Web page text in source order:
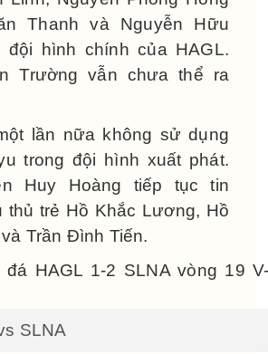
Thanh và Nguyễn Hữu
đội hình chính của HAGL.
Trường vẫn chưa thể ra
lần nữa không sử dụng
trong đội hình xuất phát.
Huy Hoàng tiếp tục tin
thủ trẻ Hồ Khắc Lương, Hồ
Trần Đình Tiến.
SLNA